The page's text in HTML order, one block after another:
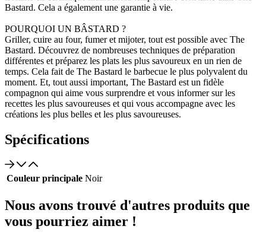
Bastard. Cela a également une garantie à vie.
POURQUOI UN BÂSTARD ?
Griller, cuire au four, fumer et mijoter, tout est possible avec The
Bastard. Découvrez de nombreuses techniques de préparation
différentes et préparez les plats les plus savoureux en un rien de
temps. Cela fait de The Bastard le barbecue le plus polyvalent du
moment. Et, tout aussi important, The Bastard est un fidèle
compagnon qui aime vous surprendre et vous informer sur les
recettes les plus savoureuses et qui vous accompagne avec les
créations les plus belles et les plus savoureuses.
Spécifications
Couleur principale Noir
Nous avons trouvé d'autres produits que
vous pourriez aimer !